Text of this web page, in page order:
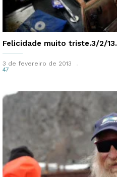
Felicidade muito triste.3/2/13.
3 de fevereiro de 2013
47